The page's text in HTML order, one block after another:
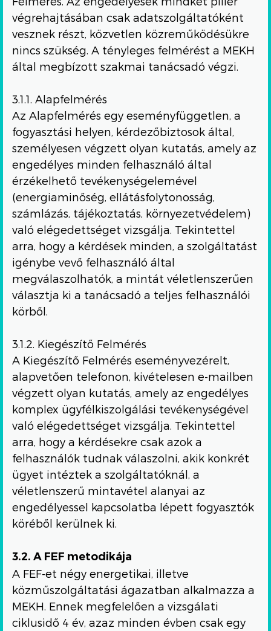
végrehajtásában csak adatszolgáltatóként
vesznek részt, közvetlen közreműködésükre
nincs szükség. A tényleges felmérést a MEKH
által megbízott szakmai tanácsadó végzi.
3.1.1. Alapfelmérés
Az Alapfelmérés egy eseményfüggetlen, a
fogyasztási helyen, kérdezőbiztosok által,
személyesen végzett olyan kutatás, amely az
engedélyes minden felhasználó által
érzékelhető tevékenységelemével
(energiaminőség, ellátásfolytonosság,
számlázás, tájékoztatás, környezetvédelem)
való elégedettséget vizsgálja. Tekintettel
arra, hogy a kérdések minden, a szolgáltatást
igénybe vevő felhasználó által
megválaszolhatók, a mintát véletlenszerűen
választja ki a tanácsadó a teljes felhasználói
körből.
3.1.2. Kiegészítő Felmérés
A Kiegészítő Felmérés eseményvezérelt,
alapvetően telefonon, kivételesen e-mailben
végzett olyan kutatás, amely az engedélyes
komplex ügyfélkiszolgálási tevékenységével
való elégedettséget vizsgálja. Tekintettel
arra, hogy a kérdésekre csak azok a
felhasználók tudnak válaszolni, akik konkrét
ügyet intéztek a szolgáltatóknál, a
véletlenszerű mintavétel alanyai az
engedélyessel kapcsolatba lépett fogyasztók
köréből kerülnek ki.
3.2. A FEF metodikája
A FEF-et négy energetikai, illetve
közműszolgáltatási ágazatban alkalmazza a
MEKH. Ennek megfelelően a vizsgálati
ciklusidő 4 év, azaz minden évben csak egy